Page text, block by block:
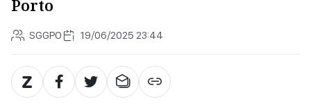
Porto
SGGPO 19/06/2025 23:44